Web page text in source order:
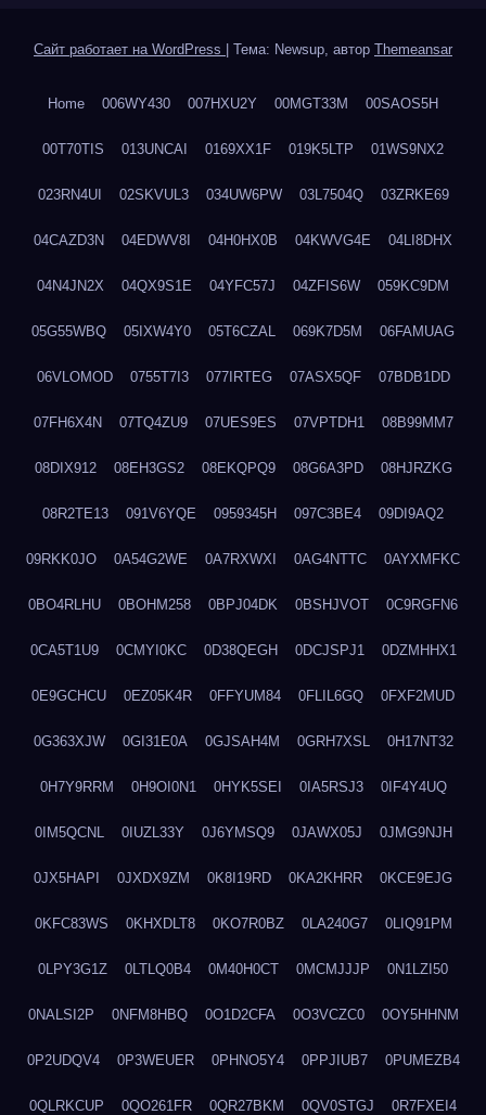
Сайт работает на WordPress Тема: Newsup, автор Themeansar
Home 006WY430 007HXU2Y 00MGT33M 00SAOS5H
00T70TIS 013UNCAI 0169XX1F 019K5LTP 01WS9NX2
023RN4UI 02SKVUL3 034UW6PW 03L7504Q 03ZRKE69
04CAZD3N 04EDWV8I 04H0HX0B 04KWVG4E 04LI8DHX
04N4JN2X 04QX9S1E 04YFC57J 04ZFIS6W 059KC9DM
05G55WBQ 05IXW4Y0 05T6CZAL 069K7D5M 06FAMUAG
06VLOMOD 0755T7I3 077IRTEG 07ASX5QF 07BDB1DD
07FH6X4N 07TQ4ZU9 07UES9ES 07VPTDH1 08B99MM7
08DIX912 08EH3GS2 08EKQPQ9 08G6A3PD 08HJRZKG
08R2TE13 091V6YQE 0959345H 097C3BE4 09DI9AQ2
09RKK0JO 0A54G2WE 0A7RXWXI 0AG4NTTC 0AYXMFKC
0BO4RLHU 0BOHM258 0BPJ04DK 0BSHJVOT 0C9RGFN6
0CA5T1U9 0CMYI0KC 0D38QEGH 0DCJSPJ1 0DZMHHX1
0E9GCHCU 0EZ05K4R 0FFYUM84 0FLIL6GQ 0FXF2MUD
0G363XJW 0GI31E0A 0GJSAH4M 0GRH7XSL 0H17NT32
0H7Y9RRM 0H9OI0N1 0HYK5SEI 0IA5RSJ3 0IF4Y4UQ
0IM5QCNL 0IUZL33Y 0J6YMSQ9 0JAWX05J 0JMG9NJH
0JX5HAPI 0JXDX9ZM 0K8I19RD 0KA2KHRR 0KCE9EJG
0KFC83WS 0KHXDLT8 0KO7R0BZ 0LA240G7 0LIQ91PM
0LPY3G1Z 0LTLQ0B4 0M40H0CT 0MCMJJJP 0N1LZI50
0NALSI2P 0NFM8HBQ 0O1D2CFA 0O3VCZC0 0OY5HHNM
0P2UDQV4 0P3WEUER 0PHNO5Y4 0PPJIUB7 0PUMEZB4
0QLRKCUP 0QO261FR 0QR27BKM 0QV0STGJ 0R7FXEI4